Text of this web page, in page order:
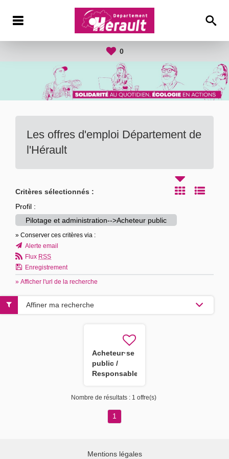
0
Les offres d'emploi Département de
l'Hérault
Critères sélectionnés :
Profil :
Pilotage et administration-->Acheteur public
» Conserver ces critères via :
Alerte email
Flux RSS
Enregistrement
» Afficher l'url de la recherche
Acheteur·se
public /
Responsable
d'achat
Affiner ma recherche
Nombre de résultats : 1 offre(s)
1
Mentions légales